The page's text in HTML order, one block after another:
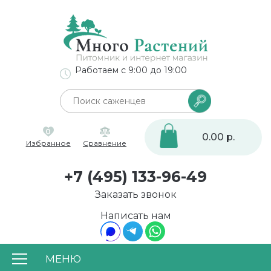
МЕНЮ
Написать нам
Работаем с 9:00 до 19:00
0
Избранное
Сравнение
0.00 р.
+7 (495) 133-96-49
Заказать звонок